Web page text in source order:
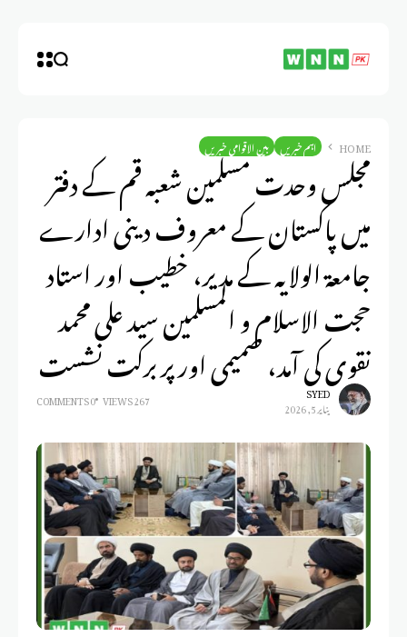
HOME اہم خبریں بین الاقوامی خبریں
مجلس وحدت مسلمین شعبہ قم کے دفتر
میں پاکستان کے معروف دینی ادارے
جامعۃ الولایہ کے مدیر، خطیب اور استاد
حجت الاسلام و المسلمین سید علی محمد
نقوی کی آمد، صمیمی اور پر برکت نشست
SYED
يناير 5, 2026 267 VIEWS
0 COMMENTS